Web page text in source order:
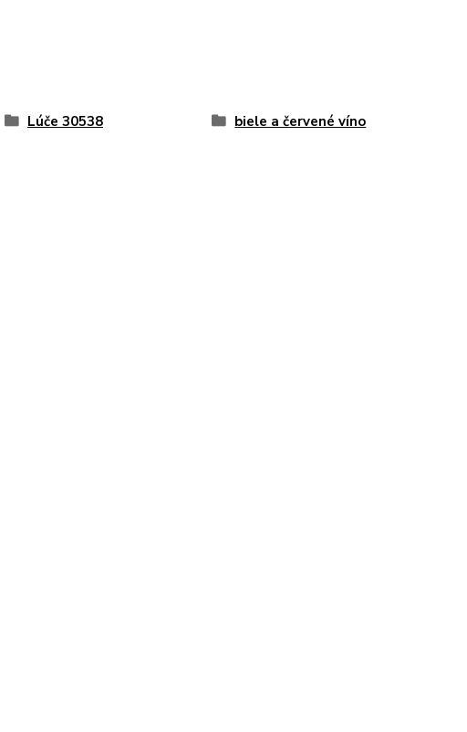
Lúče 30538 biele a červené víno